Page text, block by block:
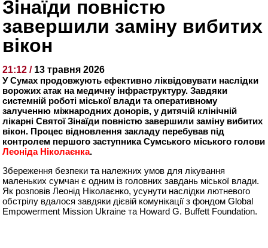
Зінаїди повністю
завершили заміну вибитих
вікон
21:12 / 13 травня 2026
У Сумах продовжують ефективно ліквідовувати наслідки
ворожих атак на медичну інфраструктуру. Завдяки
системній роботі міської влади та оперативному
залученню міжнародних донорів, у дитячій клінічній
лікарні Святої Зінаїди повністю завершили заміну вибитих
вікон. Процес відновлення закладу перебував під
контролем першого заступника Сумського міського голови
Леоніда Ніколаєнка.
Збереження безпеки та належних умов для лікування
маленьких сумчан є одним із головних завдань міської влади.
Як розповів Леонід Ніколаєнко, усунути наслідки лютневого
обстрілу вдалося завдяки дієвій комунікації з фондом Global
Empowerment Mission Ukraine та Howard G. Buffett Foundation.